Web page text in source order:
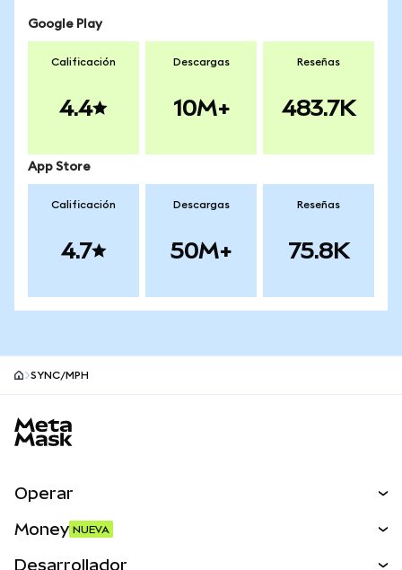
Google Play
Calificación
4.4
Descargas
10M+
Reseñas
483.7K
App Store
Calificación
4.7
Descargas
50M+
Reseñas
75.8K
SYNC/MPH
Operar
Money NUEVA
Desarrollador